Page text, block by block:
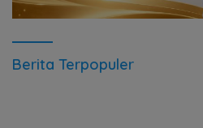
Berita Terpopuler